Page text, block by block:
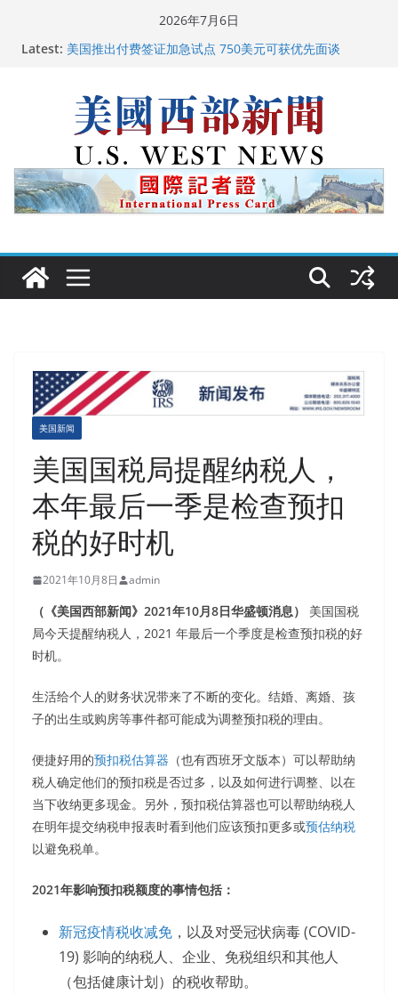
2026年7月6日
Latest: 美国推出付费签证加急试点 750美元可获优先面谈
美国最高法院维持“出生公民权” : 出生在美国就是美国
人！
中国驻美国大使谢锋邀请美国老教师罗纳德·萨科尔斯基
再次访华
广州市沉香协会会长周天明：让沉香有序走向世界
美国新闻
美国国税局提醒纳税人，
本年最后一季是检查预扣
税的好时机
2021年10月8日 admin
（《美国西部新闻》2021年10月8日华盛顿消息）
美国国税
局今天提醒纳税人，2021 年最后一个季度是检查预扣税的好
时机。
生活给个人的财务状况带来了不断的变化。结婚、离婚、孩
子的出生或购房等事件都可能成为调整预扣税的理由。
便捷好用的预扣税估算器 （也有西班牙文版本）可以帮助纳
税人确定他们的预扣税是否过多，以及如何进行调整、以在
当下收纳更多现金。另外，预扣税估算器也可以帮助纳税人
在明年提交纳税申报表时看到他们应该预扣更多或预估纳税
以避免税单。
2021年影响预扣税额度的事情包括：
新冠疫情税收减免 ，以及对受冠状病毒 (COVID-
19) 影响的纳税人、企业、免税组织和其他人
（包括健康计划）的税收帮助。